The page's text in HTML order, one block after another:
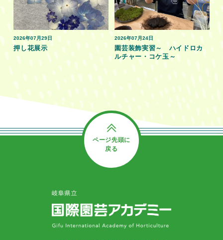
2026年07月29日
押し花展示
2026年07月24日
園芸装飾実習～ ハイドロカ
ルチャー・コケ玉～
ページ先頭に
戻る